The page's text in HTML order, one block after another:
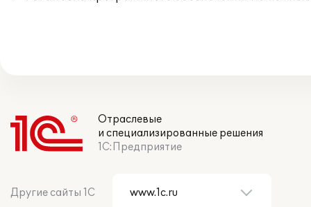
Отраслевые
и специализированные решения
1С:Предприятие
Другие сайты 1С